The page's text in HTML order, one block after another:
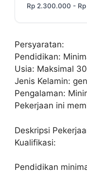
Rp 2.300.000 -
Persyaratan:
Pendidikan:
Usia: Maksimal
Jenis Kelamin:
Pengalaman:
Pekerjaan ini
Deskripsi
Kualifikasi:
Pendidikan